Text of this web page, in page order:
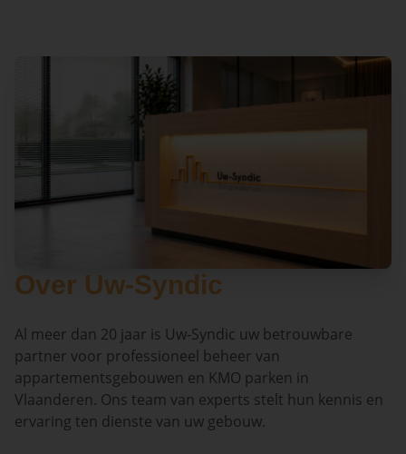
Over Uw-Syndic
Al meer dan 20 jaar is Uw-Syndic uw betrouwbare
partner voor professioneel beheer van
appartementsgebouwen en KMO parken in
Vlaanderen. Ons team van experts stelt hun kennis en
ervaring ten dienste van uw gebouw.